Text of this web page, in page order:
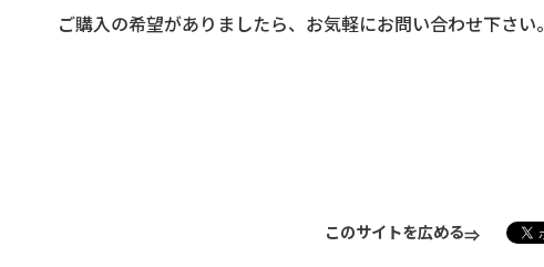
ご購入の希望がありましたら、お気軽にお問い合わせ下さい。
このサイトを広める